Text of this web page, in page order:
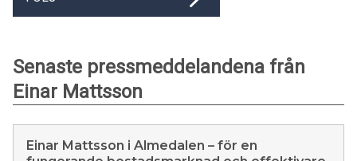
Senaste pressmeddelandena från
Einar Mattsson
Einar Mattsson i Almedalen – för en